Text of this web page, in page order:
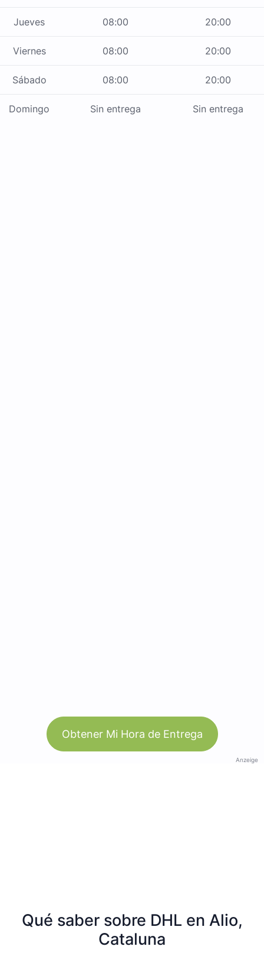
Jueves 08:00 20:00
Viernes 08:00 20:00
Sábado 08:00 20:00
Domingo Sin entrega Sin entrega
Obtener Mi Hora de Entrega
Anzeige
Qué saber sobre DHL en Alio,
Cataluna